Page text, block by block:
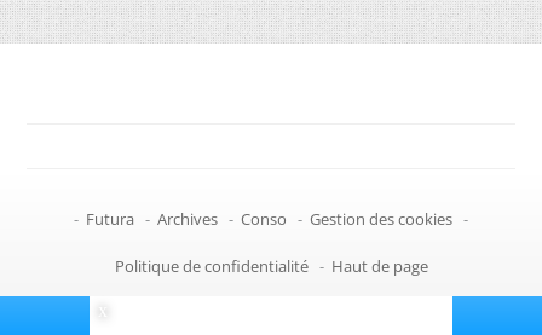
- Futura - Archives - Conso - Gestion des cookies -
Politique de confidentialité - Haut de page